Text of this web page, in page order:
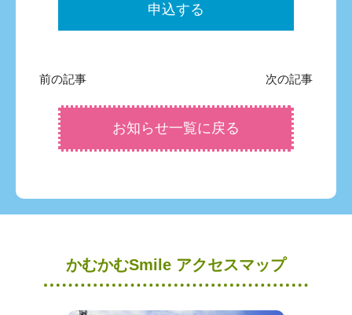
申込する
前の記事 次の記事
お知らせ一覧に戻る
かむかむSmile アクセスマップ